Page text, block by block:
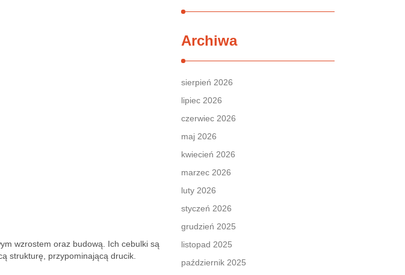
wzrostem oraz budową. Ich cebulki są
strukturę, przypominającą drucik.
Archiwa
sierpień 2026
lipiec 2026
czerwiec 2026
maj 2026
kwiecień 2026
marzec 2026
luty 2026
styczeń 2026
grudzień 2025
listopad 2025
październik 2025